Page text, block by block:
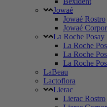
Jowaé
Jowaé Rostro
Jowaé
La Roche Posay
La Roche
La Roche
La Roche
LaBeau
Lactoflora
Lierac
Lierac Rostro